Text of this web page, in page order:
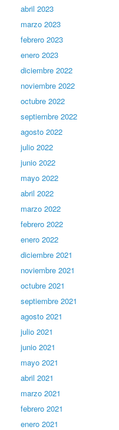
abril 2023
marzo 2023
febrero 2023
enero 2023
diciembre 2022
noviembre 2022
octubre 2022
septiembre 2022
agosto 2022
julio 2022
junio 2022
mayo 2022
abril 2022
marzo 2022
febrero 2022
enero 2022
diciembre 2021
noviembre 2021
octubre 2021
septiembre 2021
agosto 2021
julio 2021
junio 2021
mayo 2021
abril 2021
marzo 2021
febrero 2021
enero 2021